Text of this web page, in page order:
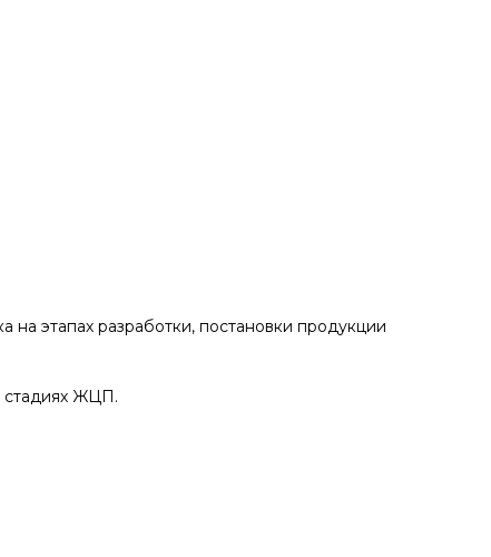
этапах разработки, постановки продукции
стадиях ЖЦП.